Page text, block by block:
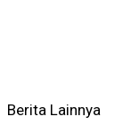
Berita Lainnya